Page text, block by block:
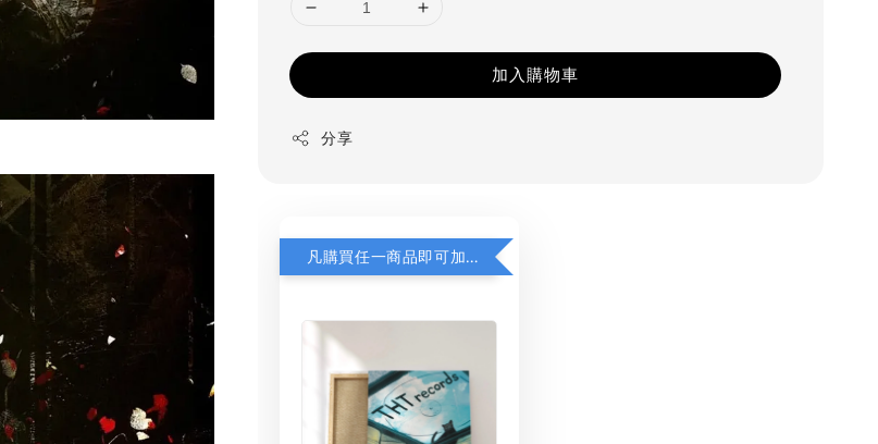
加入購物車
分享
凡購買任一商品即可加購 THT 九週年 同一片天空 無框畫 30 x 30 cm 附掛勾 (黑膠封面大小）